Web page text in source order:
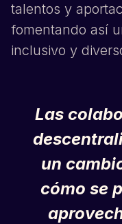
talentos y
fomentando así
inclusivo y
Las
un
cómo se